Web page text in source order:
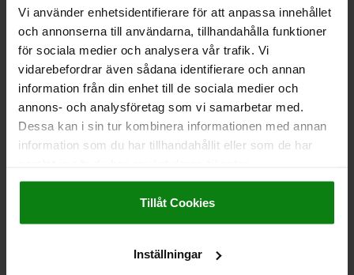
Vi använder enhetsidentifierare för att anpassa innehållet
och annonserna till användarna, tillhandahålla funktioner
för sociala medier och analysera vår trafik. Vi
vidarebefordrar även sådana identifierare och annan
information från din enhet till de sociala medier och
annons- och analysföretag som vi samarbetar med.
Dessa kan i sin tur kombinera informationen med annan
information som du har tillhandahållit eller som de har
Impressum|Dataskydd|AGB
Tillåt Cookies
Inställningar
SPÄNNJÄRN GAFFELFORMAT B2=48 A=30, FORM:A
SEGHÄRDAT STÅL L1=160
MATERIAL GRUNDKROPP=SEGHÄRDAT STÅL